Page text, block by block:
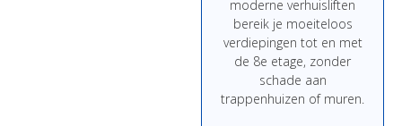
moderne verhuisliften
bereik je moeiteloos
verdiepingen tot en met
de 8e etage, zonder
schade aan
trappenhuizen of muren.